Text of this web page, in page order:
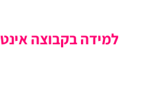
למידה בקבוצה